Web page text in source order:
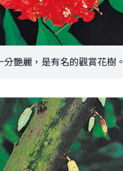
分艷麗，是有名的觀賞花樹。